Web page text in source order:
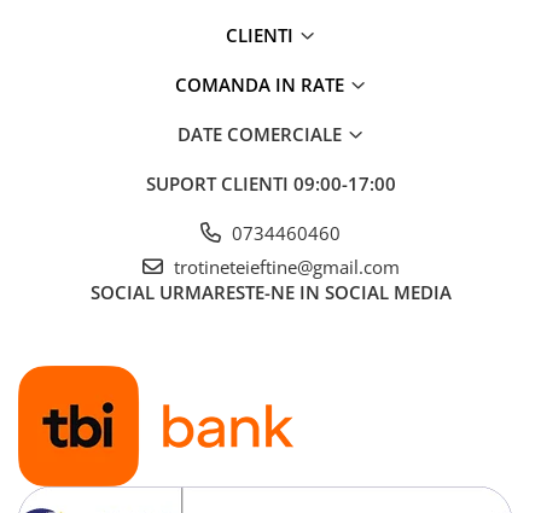
CLIENTI
COMANDA IN RATE
DATE COMERCIALE
SUPORT CLIENTI 09:00-17:00
0734460460
trotineteieftine@gmail.com
SOCIAL URMARESTE-NE IN SOCIAL MEDIA